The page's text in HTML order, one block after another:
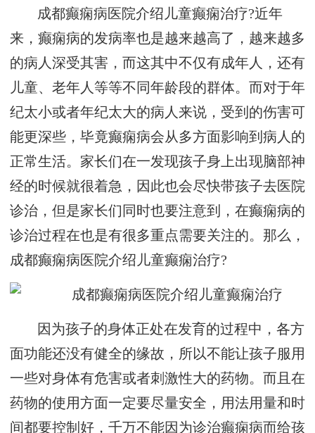
成都癫痫病医院介绍儿童癫痫治疗?近年
来，癫痫病的发病率也是越来越高了，越来越多
的病人深受其害，而这其中不仅有成年人，还有
儿童、老年人等等不同年龄段的群体。而对于年
纪太小或者年纪太大的病人来说，受到的伤害可
能更深些，毕竟癫痫病会从多方面影响到病人的
正常生活。家长们在一发现孩子身上出现脑部神
经的时候就很着急，因此也会尽快带孩子去医院
诊治，但是家长们同时也要注意到，在癫痫病的
诊治过程在也是有很多重点需要关注的。那么，
成都癫痫病医院介绍儿童癫痫治疗?
因为孩子的身体正处在发育的过程中，各方
面功能还没有健全的缘故，所以不能让孩子服用
一些对身体有危害或者刺激性大的药物。而且在
药物的使用方面一定要尽量安全，用法用量和时
间都要控制好，千万不能因为诊治癫痫病而给孩